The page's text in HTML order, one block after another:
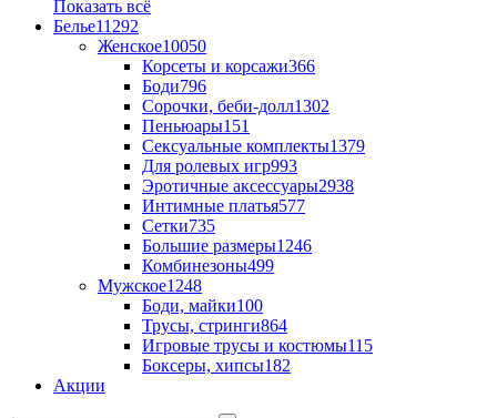
Показать всё
Белье11292
Женское10050
Корсеты и корсажи366
Боди796
Сорочки, беби-долл1302
Пеньюары151
Сексуальные комплекты1379
Для ролевых игр993
Эротичные аксессуары2938
Интимные платья577
Сетки735
Большие размеры1246
Комбинезоны499
Мужское1248
Боди, майки100
Трусы, стринги864
Игровые трусы и костюмы115
Боксеры, хипсы182
Акции